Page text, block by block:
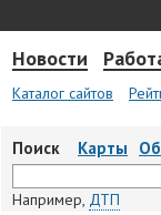
Новости
Каталог сайтов
Поиск Карты
Например, ДТП